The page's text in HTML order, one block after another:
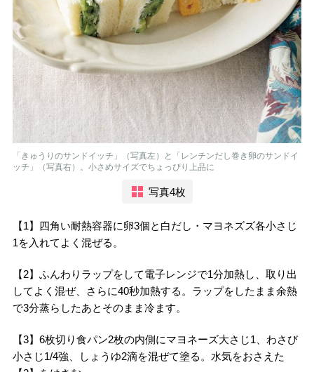
「きゅうりのサンドイッチ」（写真左）と「レンチンだし巻き卵のサンドイ
ッチ」（写真右）。小さめサイズでちょっぴり上品に
写真4枚
【1】四⾓い耐熱容器に卵3個と⽩だし・マヨネズズ各⼩さじ
1を⼊れてよく混ぜる。
【2】ふんわりラップをして電⼦レンジで1分加熱し、取り出
してよく混ぜ、さらに40秒加熱する。ラップをしたまま余熱
で3分蒸らしたあとそのまま冷ます。
【3】6枚切り⾷パン2枚の内側にマヨネーズ⼤さじ1、わさび
⼩さじ1/4強、しょうゆ2滴を混ぜて塗る。⽔気をおさえた